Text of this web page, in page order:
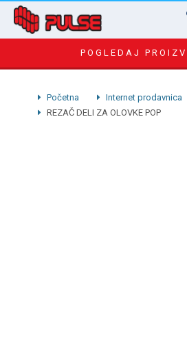
POGLEDAJ
Početna Internet prodavnica
REZAČ DELI ZA OLOVKE POP